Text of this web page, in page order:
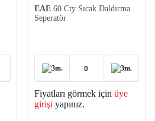
EAE 60 Cty Sıcak Daldırma
Seperatör
3m.
3m.
Fiyatları görmek için üye
girişi yapınız.